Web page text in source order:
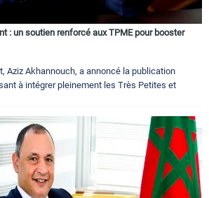
: un soutien renforcé aux TPME pour booster
Aziz Akhannouch, a annoncé la publication
à intégrer pleinement les Très Petites et